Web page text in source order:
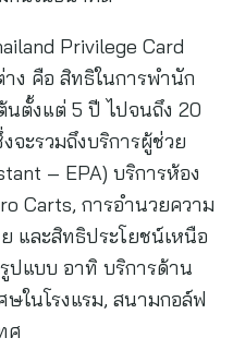
Privilege Card
ง คือ สิทธิในการพำนัก
นตั้งแต่ 5 ปี ไปจนถึง 20
ะรวมถึงบริการผู้ช่วย
– EPA) บริการห้อง
Carts, การอำนวยความ
และสิทธิประโยชน์เหนือ
ปแบบ อาทิ บริการด้าน
ในโรงแรม, สนามกอล์ฟ
ศ